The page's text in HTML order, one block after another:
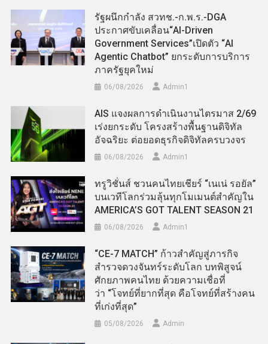
รัฐผนึกกำลัง สวทช.-ก.พ.ร.-DGA
ประกาศขับเคลื่อน“AI-Driven
Government Services”เปิดตัว “AI
Agentic Chatbot” ยกระดับการบริการ
ภาครัฐยุคใหม่
06/08/2026 Admin​1
AIS แจงผลการดำเนินงานไตรมาส 2/69
เร่งยกระดับ โครงสร้างพื้นฐานดิจิทัล
อัจฉริยะ ต่อยอดธุรกิจดิจิทัลครบวงจร
06/08/2026 Admin​1
ทรูวิชั่นส์ ชวนคนไทยเชียร์ “เนเน่ รอยัล”
บนเวทีโลกร่วมลุ้นทุกโมเมนต์สำคัญใน
AMERICA’S GOT TALENT SEASON 21
06/08/2026 Admin​1
“CE-7 MATCH” ก้าวสำคัญสู่ภารกิจ
สำรวจดวงจันทร์ระดับโลก บทพิสูจน์
ศักยภาพคนไทย ด้วยความเชื่อที่
ว่า “โจทย์ที่ยากที่สุด คือโจทย์ที่สร้างคน
ที่เก่งที่สุด”
05/08/2026 Admin